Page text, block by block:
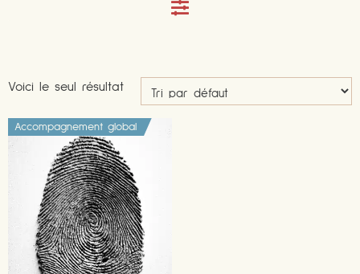
Voici le seul résultat
Accompagnement global